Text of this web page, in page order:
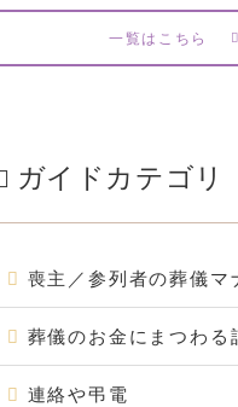
一覧はこちら
ガイドカテゴリ
喪主／参列者の葬儀マ
葬儀のお金にまつわる
連絡や弔電